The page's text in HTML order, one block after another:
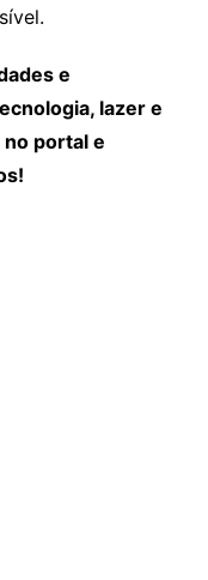
e
lazer e
portal e